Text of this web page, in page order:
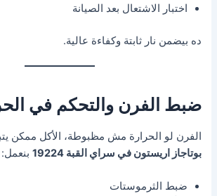
اختبار الاشتعال بعد الصيانة
ده بيضمن نار ثابتة وكفاءة عالية.
ضبط الفرن والتحكم في
الفرن لو الحرارة مش مظبوطة، الأكل ممكن
بوتاجاز اريستون في سراي القبة 19224
بنعمل:
ضبط الثرموستات